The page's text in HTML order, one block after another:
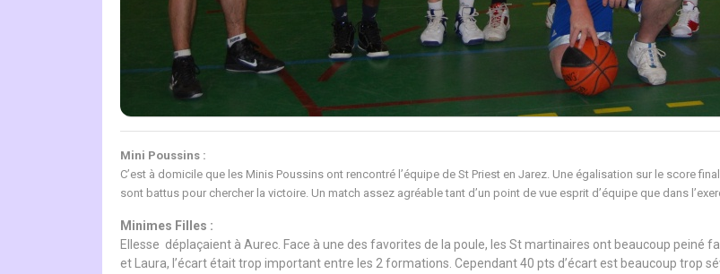
Mini Poussins :
C’est à domicile que les Minis Poussins ont rencontré l’équipe de St Priest en Jarez. Une égalisation sur le score
sont battus pour chercher la victoire. Un match assez agréable tant d’un point de vue esprit d’équipe que dans
Minimes Filles :
Ellesse déplaçaient à Aurec. Face à une des favorites de la poule, les St martinaires ont beaucoup peiné
et Laura, l’écart était trop important entre les 2 formations. Cependant 40 pts d’écart est beaucoup trop